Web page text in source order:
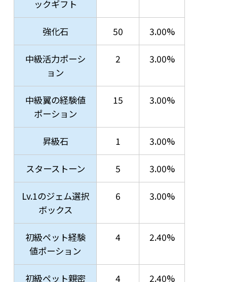
ックギフト
強化石 50 3.00%
中級活力ポーシ
ョン
2 3.00%
中級翼の経験値
ポーション
15 3.00%
昇級石 1 3.00%
スターストーン 5 3.00%
Lv.1のジェム選択
ボックス
6 3.00%
初級ペット経験
値ポーション
4 2.40%
初級ペット親密
4 2.40%